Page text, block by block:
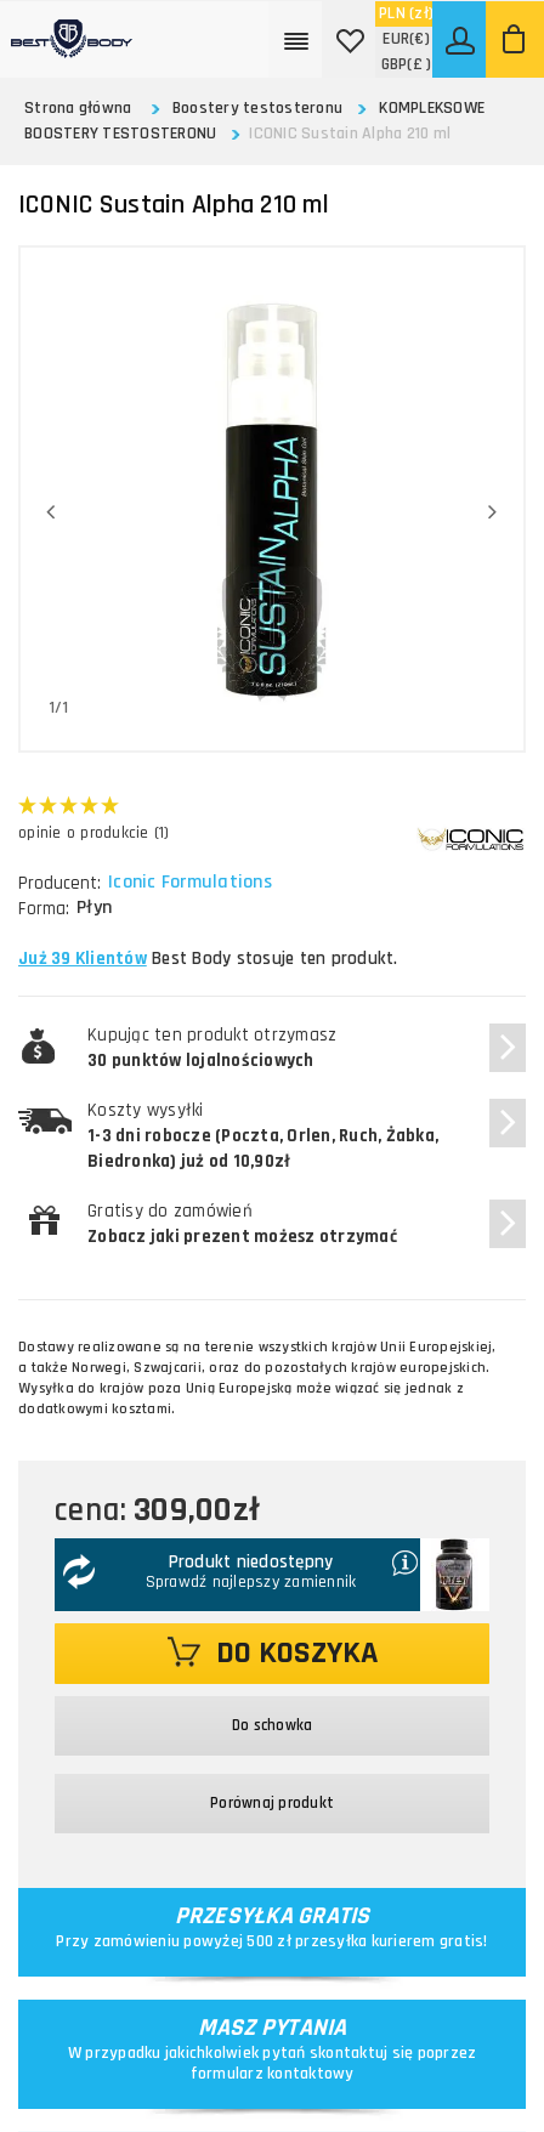
PLN (zł)
EUR(€)
GBP(£ )
Strona główna
Boostery testosteronu
KOMPLEKSOWE
BOOSTERY TESTOSTERONU
ICONIC Sustain Alpha 210 ml
ICONIC Sustain Alpha 210 ml
1/1
opinie o produkcie (1)
Producent: Iconic Formulations
Forma: Płyn
Już 39 KlientówBest Body stosuje ten produkt.
Kupując ten produkt otrzymasz
30 punktów lojalnościowych
Koszty wysyłki
1-3 dni robocze (Poczta, Orlen, Ruch, Żabka,
Biedronka) już od 10,90zł
Gratisy do zamówień
Zobacz jaki prezent możesz otrzymać
Dostawy realizowane są na terenie wszystkich krajów Unii Europejskiej,
a także Norwegi, Szwajcarii, oraz do pozostałych krajów europejskich.
Wysyłka do krajów poza Unią Europejską może wiązać się jednak z
dodatkowymi kosztami.
cena: 309,00zł
Produkt niedostępny
Sprawdź najlepszy zamiennik
DO KOSZYKA
Do schowka
Porównaj produkt
PRZESYŁKA GRATIS
Przy zamówieniu powyżej 500 zł przesyłka kurierem gratis!
MASZ PYTANIA
W przypadku jakichkolwiek pytań skontaktuj się poprzez
formularz kontaktowy